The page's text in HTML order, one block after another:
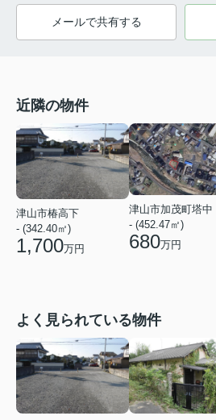
メールで共有する
近隣の物件
津山市椿高下
- (342.40㎡)
1,700万円
津山市加茂町塔中
- (452.47㎡)
680万円
よく見られている物件